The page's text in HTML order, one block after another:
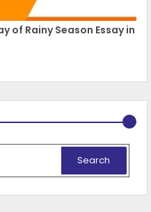
of Rainy Season Essay in